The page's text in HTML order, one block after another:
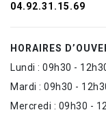
04.92.31.15.69
HORAIRES
Lundi : 09h30 -
Mardi : 09h30 -
Mercredi : 09h30 -